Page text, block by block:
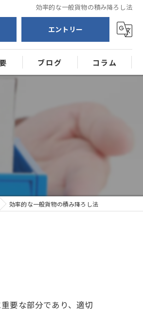
効率的な一般貨物の積み降ろし法
エントリー
ブログ コラム
効率的な一般貨物の積み降ろし法
要な部分であり、適切